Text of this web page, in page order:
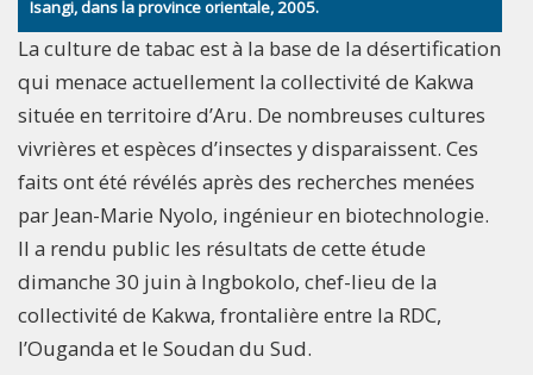
Isangi, dans la province orientale, 2005.
La culture de tabac est à la base de la désertification
qui menace actuellement la collectivité de Kakwa
située en territoire d’Aru. De nombreuses cultures
vivrières et espèces d’insectes y disparaissent. Ces
faits ont été révélés après des recherches menées
par Jean-Marie Nyolo, ingénieur en biotechnologie.
Il a rendu public les résultats de cette étude
dimanche 30 juin à Ingbokolo, chef-lieu de la
collectivité de Kakwa, frontalière entre la RDC,
l’Ouganda et le Soudan du Sud.